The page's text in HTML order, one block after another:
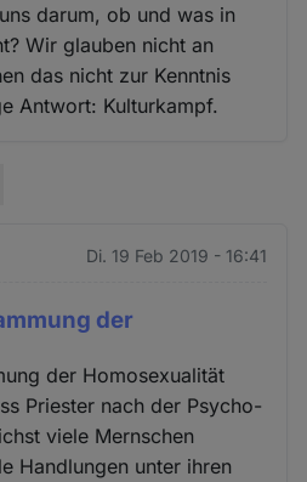
darum, ob und was in
Wir glauben nicht an
das nicht zur Kenntnis
Antwort: Kulturkampf.
Di. 19 Feb 2019 - 16:41
der
der Homosexualität
Priester nach der Psycho-
viele Mernschen
Handlungen unter ihren